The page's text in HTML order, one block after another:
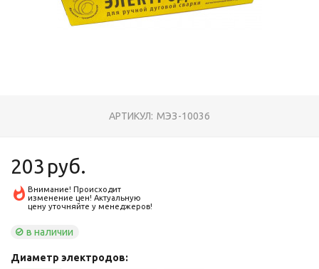
АРТИКУЛ: МЭЗ-10036
203 руб.
Внимание! Происходит
изменение цен! Актуальную
цену уточняйте у менеджеров!
в наличии
Диаметр электродов: